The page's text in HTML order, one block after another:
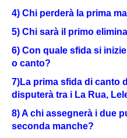
4) Chi perderà la prima
5) Chi sarà il primo
6) Con quale sfida si
o canto?
7)La prima sfida di canto
disputerà tra i La Rua,
8) A chi assegnerà i due
seconda manche?